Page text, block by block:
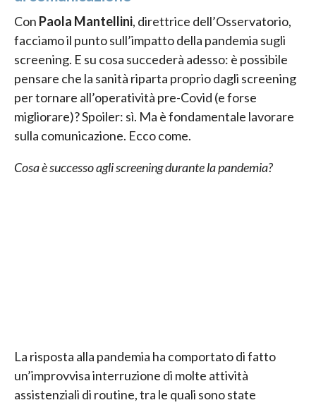
Con Paola Mantellini, direttrice dell’Osservatorio,
facciamo il punto sull’impatto della pandemia sugli
screening. E su cosa succederà adesso: è possibile
pensare che la sanità riparta proprio dagli screening
per tornare all’operatività pre-Covid (e forse
migliorare)? Spoiler: sì. Ma è fondamentale lavorare
sulla comunicazione. Ecco come.
Cosa è successo agli screening durante la pandemia?
La risposta alla pandemia ha comportato di fatto
un’improvvisa interruzione di molte attività
assistenziali di routine, tra le quali sono state